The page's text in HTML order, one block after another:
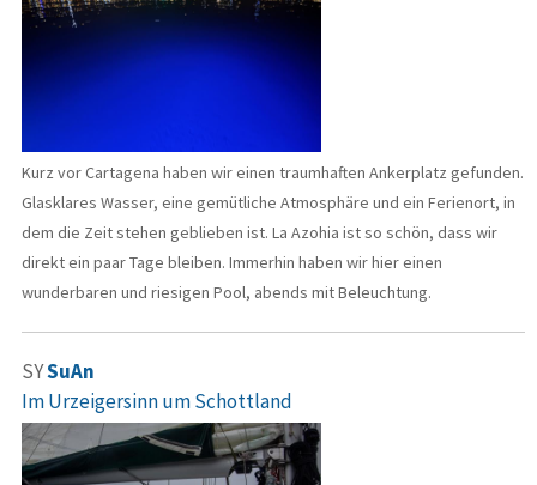
Kurz vor Cartagena haben wir einen traumhaften Ankerplatz gefunden.
Glasklares Wasser, eine gemütliche Atmosphäre und ein Ferienort, in
dem die Zeit stehen geblieben ist. La Azohia ist so schön, dass wir
direkt ein paar Tage bleiben. Immerhin haben wir hier einen
wunderbaren und riesigen Pool, abends mit Beleuchtung.
SYSuAn
Im Urzeigersinn um Schottland